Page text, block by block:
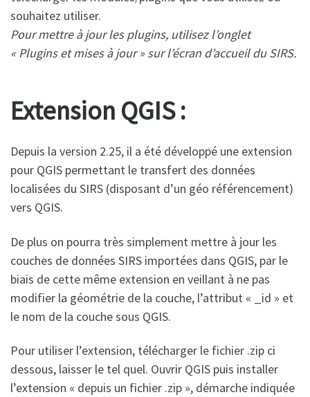
souhaitez utiliser.
Pour mettre à jour les plugins, utilisez l’onglet
« Plugins et mises à jour » sur l’écran d’accueil du SIRS.
Extension QGIS :
Depuis la version 2.25, il a été développé une extension
pour QGIS permettant le transfert des données
localisées du SIRS (disposant d’un géo référencement)
vers QGIS.
De plus on pourra très simplement mettre à jour les
couches de données SIRS importées dans QGIS, par le
biais de cette même extension en veillant à ne pas
modifier la géométrie de la couche, l’attribut « _id » et
le nom de la couche sous QGIS.
Pour utiliser l’extension, télécharger le fichier .zip ci
dessous, laisser le tel quel. Ouvrir QGIS puis installer
l’extension « depuis un fichier .zip », démarche indiquée